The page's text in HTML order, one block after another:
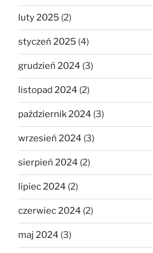
luty 2025 (2)
styczeń 2025 (4)
grudzień 2024 (3)
listopad 2024 (2)
październik 2024 (3)
wrzesień 2024 (3)
sierpień 2024 (2)
lipiec 2024 (2)
czerwiec 2024 (2)
maj 2024 (3)